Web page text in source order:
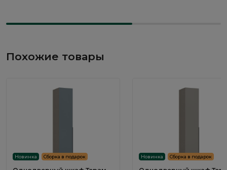
Похожие товары
Новинка Сборка в подарок Новинка Сборка в подарок